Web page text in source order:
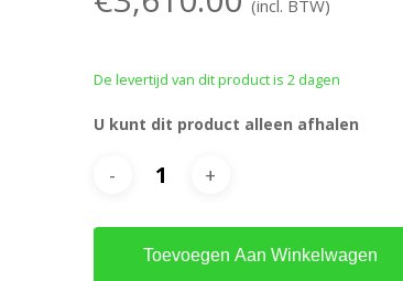
(incl. BTW)
De levertijd van dit product is 2 dagen
U kunt dit product alleen afhalen
Toevoegen Aan Winkelwagen